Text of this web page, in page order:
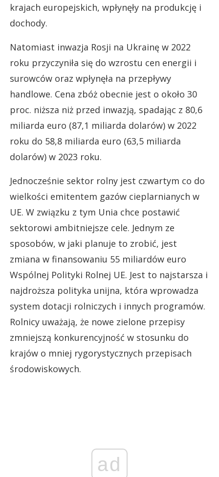
krajach europejskich, wpłynęły na produkcję i
dochody.
Natomiast inwazja Rosji na Ukrainę w 2022
roku przyczyniła się do wzrostu cen energii i
surowców oraz wpłynęła na przepływy
handlowe. Cena zbóż obecnie jest o około 30
proc. niższa niż przed inwazją, spadając z 80,6
miliarda euro (87,1 miliarda dolarów) w 2022
roku do 58,8 miliarda euro (63,5 miliarda
dolarów) w 2023 roku.
Jednocześnie sektor rolny jest czwartym co do
wielkości emitentem gazów cieplarnianych w
UE. W związku z tym Unia chce postawić
sektorowi ambitniejsze cele. Jednym ze
sposobów, w jaki planuje to zrobić, jest
zmiana w finansowaniu 55 miliardów euro
Wspólnej Polityki Rolnej UE. Jest to najstarsza i
najdroższa polityka unijna, która wprowadza
system dotacji rolniczych i innych programów.
Rolnicy uważają, że nowe zielone przepisy
zmniejszą konkurencyjność w stosunku do
krajów o mniej rygorystycznych przepisach
środowiskowych.
ad